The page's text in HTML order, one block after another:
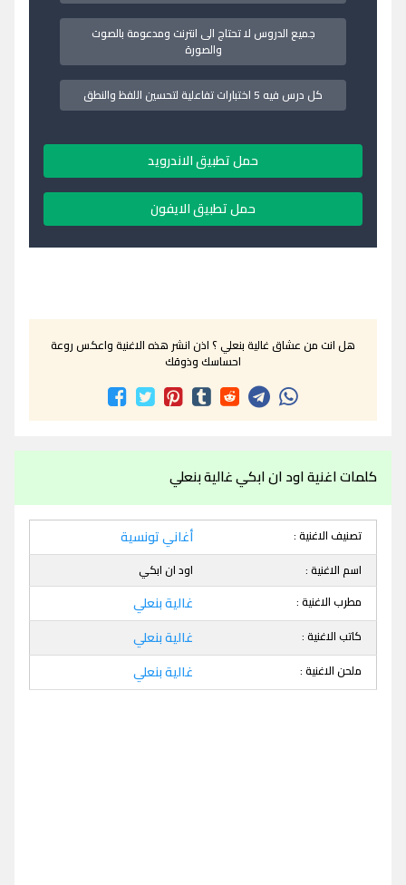
جميع الدروس لا تحتاج الى انترنت ومدعومة بالصوت
والصورة
كل درس فيه 5 اختبارات تفاعلية لتحسين اللفظ والنطق
حمل تطبيق الاندرويد
حمل تطبيق الايفون
هل انت من عشاق غالية بنعلي ؟ اذن انشر هذه الاغنية واعكس روعة
احساسك وذوقك
كلمات اغنية اود ان ابكي غالية بنعلي
تصنيف الاغنية : أغاني تونسية
اسم الاغنية :
اود ان ابكي
مطرب الاغنية :
غالية بنعلي
كاتب الاغنية : غالية بنعلي
ملحن الاغنية : غالية بنعلي